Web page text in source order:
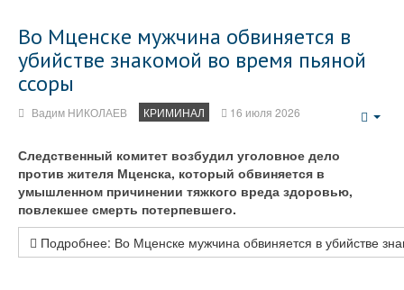
Во Мценске мужчина обвиняется в
убийстве знакомой во время пьяной
ссоры
Вадим НИКОЛАЕВ КРИМИНАЛ 16 июля 2026
Следственный комитет возбудил уголовное дело
против жителя Мценска, который обвиняется в
умышленном причинении тяжкого вреда здоровью,
повлекшее смерть потерпевшего.
Подробнее: Во Мценске мужчина обвиняется в убийстве